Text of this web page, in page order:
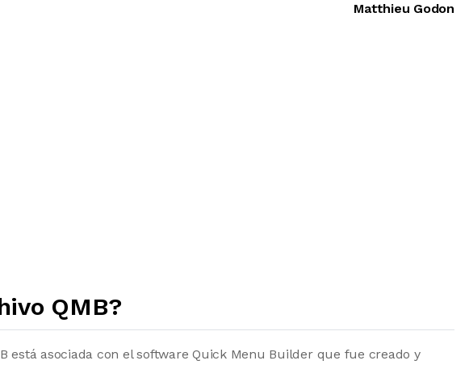
Matthieu Godon
QMB?
está asociada con el software Quick Menu Builder que fue creado y